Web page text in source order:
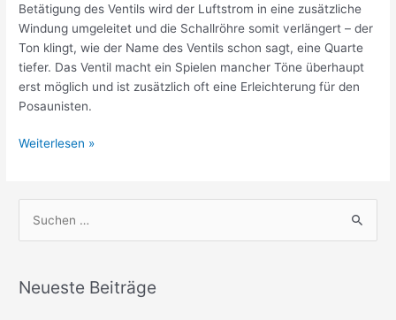
Betätigung des Ventils wird der Luftstrom in eine zusätzliche
Windung umgeleitet und die Schallröhre somit verlängert – der
Ton klingt, wie der Name des Ventils schon sagt, eine Quarte
tiefer. Das Ventil macht ein Spielen mancher Töne überhaupt
erst möglich und ist zusätzlich oft eine Erleichterung für den
Posaunisten.
Posaunen
Hörner
Weiterlesen »
h
Neueste Beiträge